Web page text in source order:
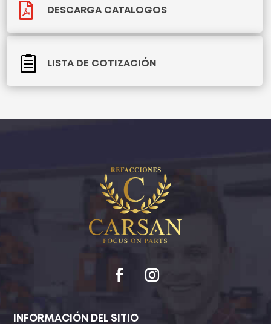
 DESCARGA CATALOGOS
 LISTA DE COTIZACIÓN
INFORMACIÓN DEL SITIO